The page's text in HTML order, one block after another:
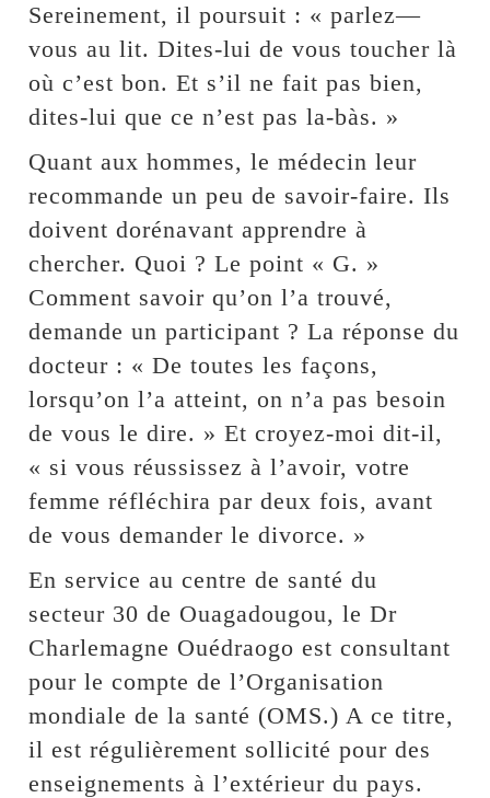
Sereinement, il poursuit : « parlez—
vous au lit. Dites-lui de vous toucher là
où c’est bon. Et s’il ne fait pas bien,
dites-lui que ce n’est pas la-bàs. »
Quant aux hommes, le médecin leur
recommande un peu de savoir-faire. Ils
doivent dorénavant apprendre à
chercher. Quoi ? Le point « G. »
Comment savoir qu’on l’a trouvé,
demande un participant ? La réponse du
docteur : « De toutes les façons,
lorsqu’on l’a atteint, on n’a pas besoin
de vous le dire. » Et croyez-moi dit-il,
« si vous réussissez à l’avoir, votre
femme réfléchira par deux fois, avant
de vous demander le divorce. »
En service au centre de santé du
secteur 30 de Ouagadougou, le Dr
Charlemagne Ouédraogo est consultant
pour le compte de l’Organisation
mondiale de la santé (OMS.) A ce titre,
il est régulièrement sollicité pour des
enseignements à l’extérieur du pays.